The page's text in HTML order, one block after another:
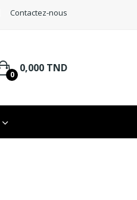
Contactez-nous
0
0,000 TND